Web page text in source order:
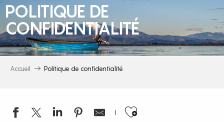
POLITIQUE DE
CONFIDENTIALITÉ
Accueil Politique de confidentialité
Ajouter aux